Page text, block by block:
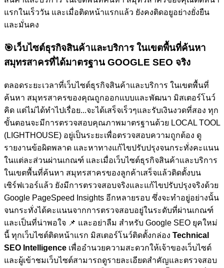
แรกในเร็ววัน และเมื่อติดหน้าแรกแล้ว ยังคงติดอยูอย่างยั่งยืน
และมั่นคง
🎯เว็บไซต์ธุรกิจสินค้าและบริการ ในเขตพื้นที่ค้นหา
สมุทรสาครที่ได้มาตรฐาน GOOGLE SEO จริง
ตลอดระยะเวลาที่เว็บไซต์ธุรกิจสินค้าและบริการ ในเขตพื้นที่
ค้นหา สมุทรสาครของคุณถูกออกแบบและพัฒนา มิสเตอร์โนว์
คิด แต่ไม่ได้ทำไปเรื่อย...จะได้เสร็จเร็วๆและรับเงินงวดที่สอง ทุก
ขั้นตอนจะมีการตรวจสอบคุณภาพมาตรฐานด้วย LOCAL TOOL
(LIGHTHOUSE) อยู่เป็นระยะเพื่อตรวจสอบความถูกต้อง ดู
รายงานข้อผิดพลาด และหาทางแก้ไขปรับปรุงจนกระทั่งคะแนน
ในแต่ละส่วนผ่านเกณฑ์ และเมื่อเว็บไซต์ธุรกิจสินค้าและบริการ
ในเขตพื้นที่ค้นหา สมุทรสาครของลูกค้าเสร็จแล้วติดตั้งบน
เซิร์ฟเวอร์แล้ว ยังมีการตรวจสอบจริงและแก้ไขปรับปรุงจริงด้วย
Google PageSpeed Insights อีกหลายรอบ ซึ่งจะทำอยู่อย่างนั้น
จนกระทั่งได้คะแนนจากการตรวจสอบอยู่ในระดับที่ผ่านเกณฑ์
และเป็นที่น่าพอใจ 📌 และอย่าลืม สำหรับ Google SEO ยุคใหม่
นี้ ทุกเว็บไซต์ติดหน้าแรก มิสเตอร์โนว์ติดตั้งกล่อง Technical
SEO Intelligence เพื่ออำนวยความสะดวกให้เจ้าของเว็บไซต์
และผู้เข้าชมเว็บไซต์สามารถดูรายละเอียดสำคัญและตรวจสอบ